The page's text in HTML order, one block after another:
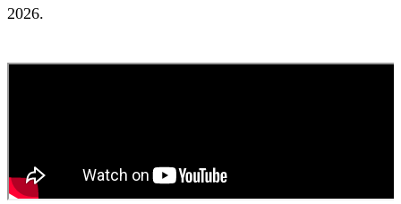
2026.